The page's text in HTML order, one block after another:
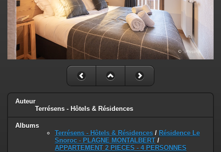
Auteur
Terrésens - Hôtels & Résidences
Albums
Terrésens - Hôtels & Résidences / Résidence Le
Snoroc - PLAGNE MONTALBERT /
APPARTEMENT 2 PIECES - 4 PERSONNES